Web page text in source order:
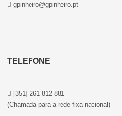
gpinheiro@gpinheiro.pt
TELEFONE
[351] 261 812 881
(Chamada para a rede fixa nacional)